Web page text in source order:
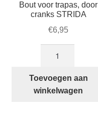
Bout voor trapas, door
cranks STRIDA
€6,95
trapas,
door
Toevoegen aan
winkelwagen